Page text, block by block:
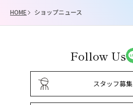
HOME ショップニュース
Follow Us
スタッフ募集